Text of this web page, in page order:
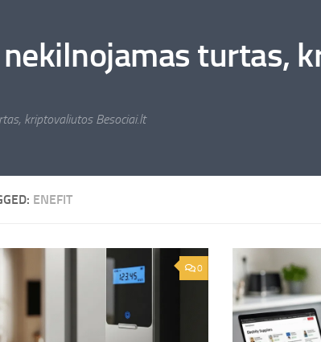
turtas,
kriptovaliutos Besociai.lt
ENEFIT
0